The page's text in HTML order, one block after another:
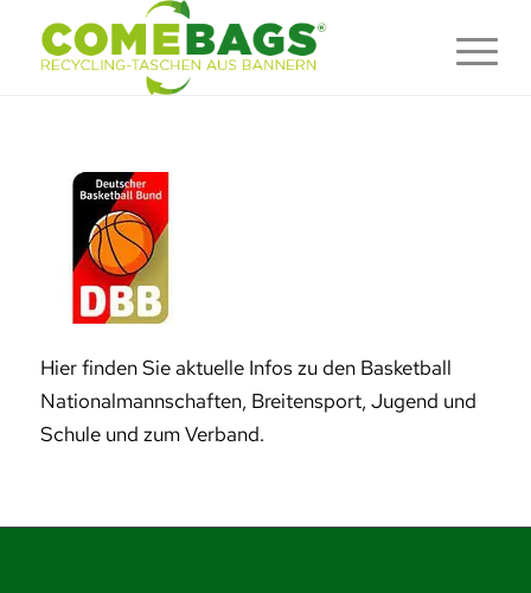
Hier finden Sie aktuelle Infos zu den Basketball
Nationalmannschaften, Breitensport, Jugend und
Schule und zum Verband.